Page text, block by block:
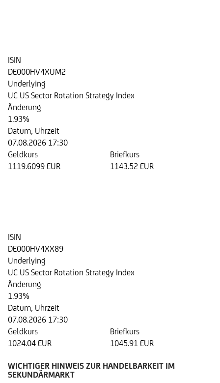
ISIN
DE000HV4XUM2
Underlying
UC US Sector Rotation Strategy Index
Änderung
1.93%
Datum, Uhrzeit
07.08.2026 17:30
Geldkurs
Briefkurs
1119.6099 EUR
1143.52 EUR
ISIN
DE000HV4XX89
Underlying
UC US Sector Rotation Strategy Index
Änderung
1.93%
Datum, Uhrzeit
07.08.2026 17:30
Geldkurs
Briefkurs
1024.04 EUR
1045.91 EUR
WICHTIGER HINWEIS ZUR HANDELBARKEIT IM
SEKUNDÄRMARKT